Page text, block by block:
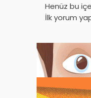
Henüz bu
İlk yorum